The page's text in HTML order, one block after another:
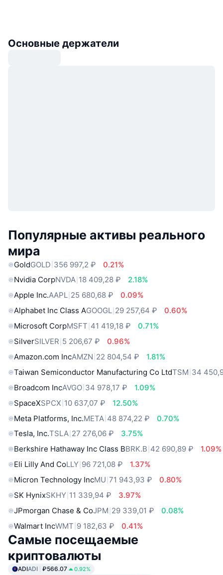
Основные держатели
Популярные активы реального
мира
GoldGOLD 356 997,2 ₽
0.21%
Nvidia CorpNVDA 18 409,28 ₽
2.18%
Apple Inc.AAPL 25 680,68 ₽
0.09%
Alphabet Inc Class AGOOGL 29 257,64 ₽
0.60%
Microsoft CorpMSFT 41 419,18 ₽
0.71%
SilverSILVER 5 206,67 ₽
0.96%
Amazon.com IncAMZN 22 804,54 ₽
1.81%
Taiwan Semiconductor Manufacturing Co LtdTSM 34
Broadcom IncAVGO 34 978,17 ₽
1.09%
SpaceXSPCX 10 637,07 ₽
12.50%
Meta Platforms, Inc.META 48 874,22 ₽
0.70%
Tesla, Inc.TSLA 27 276,06 ₽
3.75%
Berkshire Hathaway Inc Class BBRK.B 42 690,89 ₽
1.09%
Eli Lilly And CoLLY 96 721,08 ₽
1.37%
Micron Technology IncMU 71 943,93 ₽
0.80%
SK HynixSKHY 11 339,94 ₽
3.97%
JPmorgan Chase & CoJPM 29 339,01 ₽
0.08%
Walmart IncWMT 9 182,63 ₽ 0.41%
Самые посещаемые
криптовалюты
ADIADI ₽566.07 0.92%